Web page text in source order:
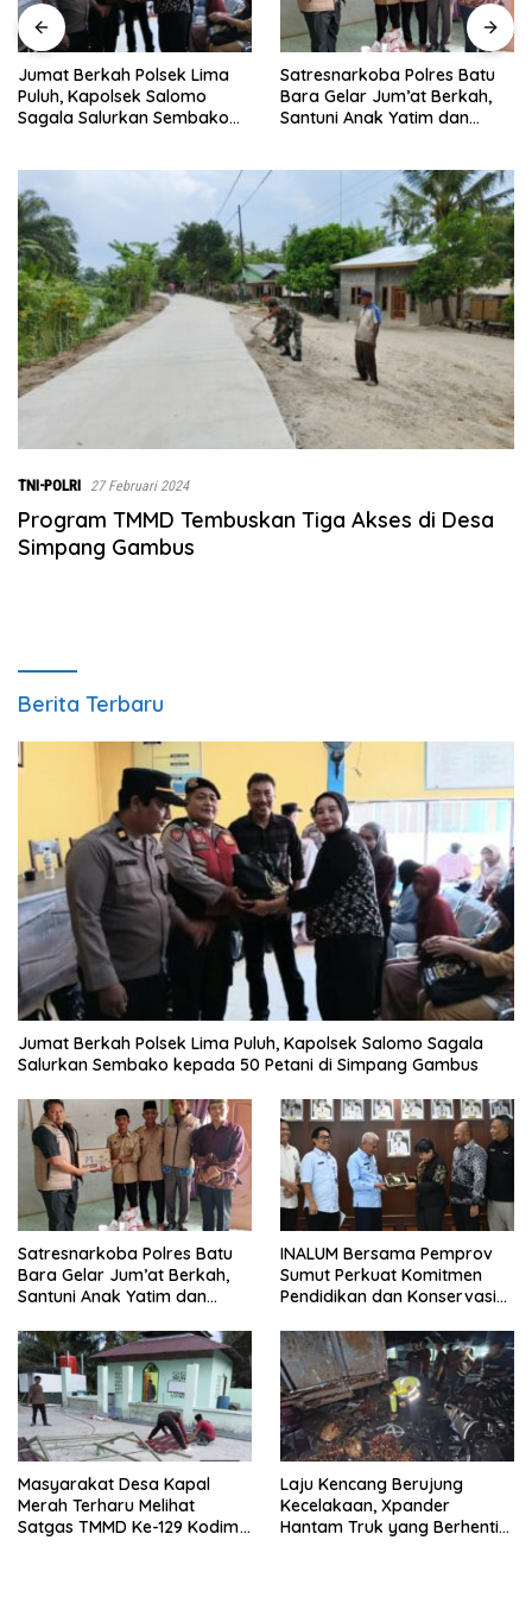
Satresnarkoba Polres Batu
Bara Gelar Jum’at Berkah,
Santuni Anak Yatim dan
INALUM Bersama Pemprov
Sumut Perkuat Komitmen
Pendidikan dan Konservasi
TNI-POLRI 27 Februari 2024
Program TMMD Tembuskan Tiga Akses di Desa
Simpang Gambus
Berita Terbaru
Jumat Berkah Polsek Lima Puluh, Kapolsek Salomo Sagala
Salurkan Sembako kepada 50 Petani di Simpang Gambus
Satresnarkoba Polres Batu
Bara Gelar Jum’at Berkah,
Santuni Anak Yatim dan
INALUM Bersama Pemprov
Sumut Perkuat Komitmen
Pendidikan dan Konservasi
Masyarakat Desa Kapal
Merah Terharu Melihat
Satgas TMMD Ke-129 Kodim
Laju Kencang Berujung
Kecelakaan, Xpander
Hantam Truk yang Berhenti